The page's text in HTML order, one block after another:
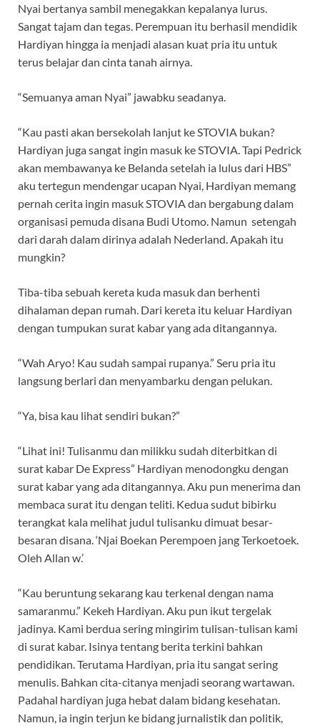
Nyai bertanya sambil menegakkan kepalanya lurus.
Sangat tajam dan tegas. Perempuan itu berhasil mendidik
Hardiyan hingga ia menjadi alasan kuat pria itu untuk
terus belajar dan cinta tanah airnya.
“Semuanya aman Nyai” jawabku seadanya.
“Kau pasti akan bersekolah lanjut ke STOVIA bukan?
Hardiyan juga sangat ingin masuk ke STOVIA. Tapi Pedrick
akan membawanya ke Belanda setelah ia lulus dari HBS”
aku tertegun mendengar ucapan Nyai, Hardiyan memang
pernah cerita ingin masuk STOVIA dan bergabung dalam
organisasi pemuda disana Budi Utomo. Namun setengah
dari darah dalam dirinya adalah Nederland. Apakah itu
mungkin?
Tiba-tiba sebuah kereta kuda masuk dan berhenti
dihalaman depan rumah. Dari kereta itu keluar Hardiyan
dengan tumpukan surat kabar yang ada ditangannya.
“Wah Aryo! Kau sudah sampai rupanya.” Seru pria itu
langsung berlari dan menyambarku dengan pelukan.
“Ya, bisa kau lihat sendiri bukan?”
“Lihat ini! Tulisanmu dan milikku sudah diterbitkan di
surat kabar De Express” Hardiyan menodongku dengan
surat kabar yang ada ditangannya. Aku pun menerima dan
membaca surat itu dengan teliti. Kedua sudut bibirku
terangkat kala melihat judul tulisanku dimuat besar-
besaran disana. ‘Njai Boekan Perempoen jang Terkoetoek.
Oleh Allan w.’
“Kau beruntung sekarang kau terkenal dengan nama
samaranmu.” Kekeh Hardiyan. Aku pun ikut tergelak
jadinya. Kami berdua sering mingirim tulisan-tulisan kami
di surat kabar. Isinya tentang berita terkini bahkan
pendidikan. Terutama Hardiyan, pria itu sangat sering
menulis. Bahkan cita-citanya menjadi seorang wartawan.
Padahal hardiyan juga hebat dalam bidang kesehatan.
Namun, ia ingin terjun ke bidang jurnalistik dan politik,